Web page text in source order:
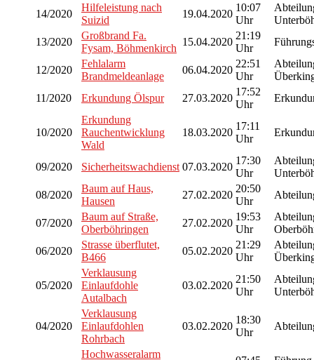
14/2020
Hilfeleistung nach
Suizid
19.04.2020
10:07
Uhr
13/2020
Großbrand Fa.
Fysam, Böhmenkirch
15.04.2020
21:19
Uhr
12/2020
Fehlalarm
Brandmeldeanlage
06.04.2020
22:51
Uhr
11/2020
Erkundung Ölspur 27.03.2020
17:52
Uhr
10/2020
Erkundung
Rauchentwicklung
Wald
18.03.2020
17:11
Uhr
09/2020 Sicherheitswachdienst 07.03.2020
17:30
Uhr
08/2020
Baum auf Haus,
Hausen
27.02.2020
20:50
Uhr
07/2020
Baum auf Straße,
Oberböhringen
27.02.2020
19:53
Uhr
06/2020
Strasse überflutet,
B466
05.02.2020
21:29
Uhr
05/2020
Verklausung
Einlaufdohle
Autalbach
03.02.2020
21:50
Uhr
04/2020
Verklausung
Einlaufdohlen
Rohrbach
03.02.2020
18:30
Uhr
Hochwasseralarm